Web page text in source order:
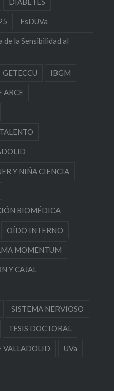
EsDUVa
la Sensibilidad al
GETECCU IBGM
ARCE
Y NIÑA CIENCIA
BIOMÉDICA
OÍDO INTERNO
MOMENTUM
Y CAJAL
SISTEMA NERVIOSO
TESIS DOCTORAL
VALLADOLID UVa